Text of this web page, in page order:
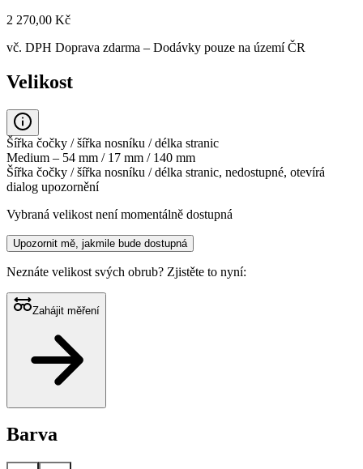
2 270,00 Kč
vč. DPH Doprava zdarma – Dodávky pouze na území ČR
Velikost
Šířka čočky / šířka nosníku / délka stranic
Medium – 54 mm / 17 mm / 140 mm
Šířka čočky / šířka nosníku / délka stranic, nedostupné, otevírá
dialog upozornění
Vybraná velikost není momentálně dostupná
Upozornit mě, jakmile bude dostupná
Neznáte velikost svých obrub? Zjistěte to nyní:
Zahájit měření
Barva